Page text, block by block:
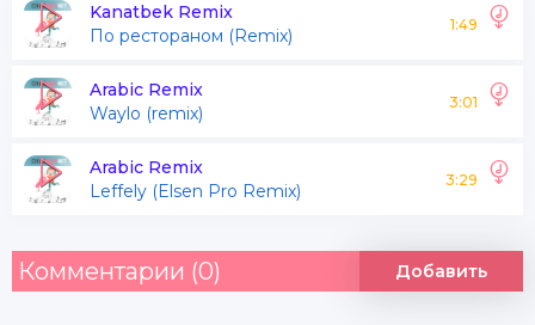
Kanatbek Remix
По рестораном (Remix)
1:49
Arabic Remix
Waylo (remix)
3:01
Arabic Remix
Leffely (Elsen Pro Remix)
3:29
Комментарии (0) Добавить